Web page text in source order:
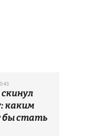
каким
бы стать